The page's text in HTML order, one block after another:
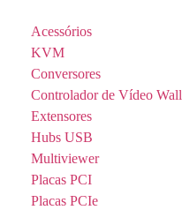
Acessórios
KVM
Conversores
Controlador de Vídeo Wall
Extensores
Hubs USB
Multiviewer
Placas PCI
Placas PCIe